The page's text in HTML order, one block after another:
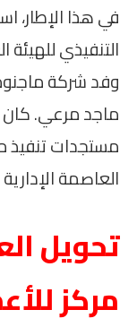
في هذا الإطار،
التنفيذي للهيئة
وفد شركة
ماجد مرعي.
مستجدات تنفيذ
العاصمة
تحويل
مركز